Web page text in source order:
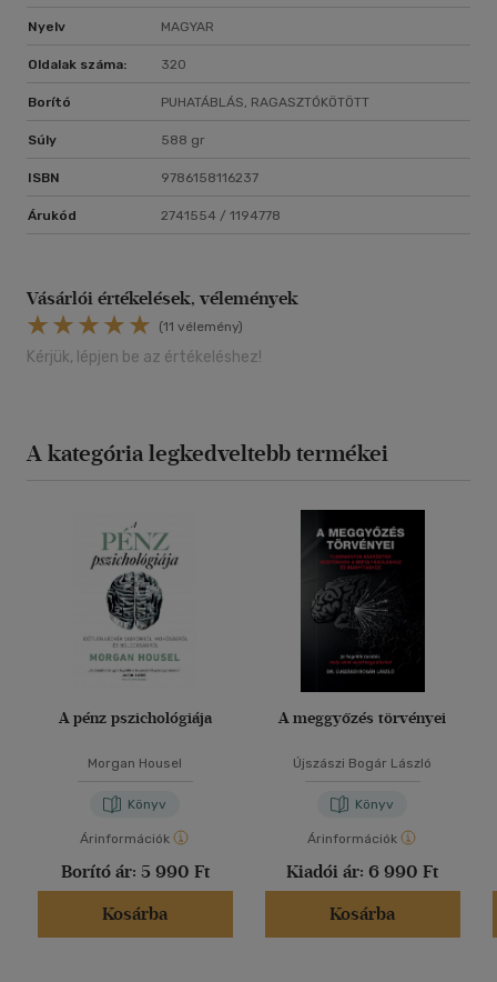
Nyelv MAGYAR
Oldalak száma: 320
Borító PUHATÁBLÁS, RAGASZTÓKÖTÖTT
Súly 588 gr
ISBN 9786158116237
Árukód 2741554 / 1194778
Vásárlói értékelések, vélemények
(11 vélemény)
Kérjük, lépjen be az értékeléshez!
A kategória legkedveltebb termékei
A pénz pszichológiája
Morgan Housel
Könyv
Árinformációk
Borító ár: 5 990 Ft
Kosárba
A meggyőzés törvényei
Újszászi Bogár László
Könyv
Árinformációk
Kiadói ár: 6 990 Ft
Kosárba